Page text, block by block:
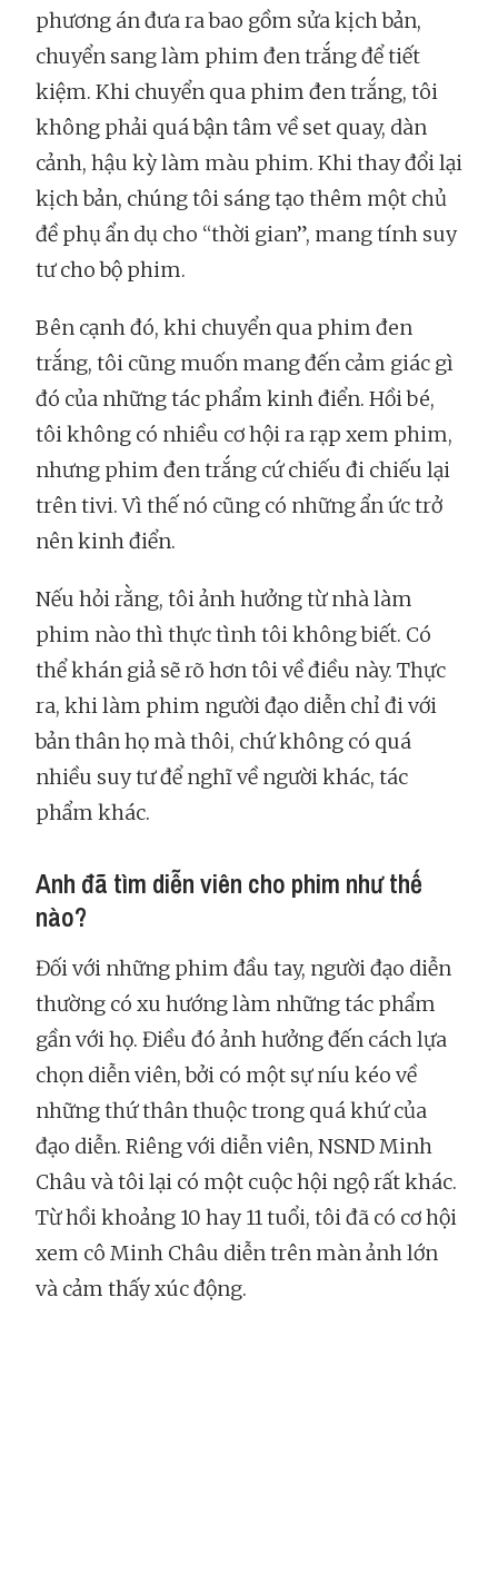
phương án đưa ra bao gồm sửa kịch bản,
chuyển sang làm phim đen trắng để tiết
kiệm. Khi chuyển qua phim đen trắng, tôi
không phải quá bận tâm về set quay, dàn
cảnh, hậu kỳ làm màu phim. Khi thay đổi lại
kịch bản, chúng tôi sáng tạo thêm một chủ
đề phụ ẩn dụ cho “thời gian”, mang tính suy
tư cho bộ phim.
Bên cạnh đó, khi chuyển qua phim đen
trắng, tôi cũng muốn mang đến cảm giác gì
đó của những tác phẩm kinh điển. Hồi bé,
tôi không có nhiều cơ hội ra rạp xem phim,
nhưng phim đen trắng cứ chiếu đi chiếu lại
trên tivi. Vì thế nó cũng có những ẩn ức trở
nên kinh điển.
Nếu hỏi rằng, tôi ảnh hưởng từ nhà làm
phim nào thì thực tình tôi không biết. Có
thể khán giả sẽ rõ hơn tôi về điều này. Thực
ra, khi làm phim người đạo diễn chỉ đi với
bản thân họ mà thôi, chứ không có quá
nhiều suy tư để nghĩ về người khác, tác
phẩm khác.
Anh đã tìm diễn viên cho phim như thế
nào?
Đối với những phim đầu tay, người đạo diễn
thường có xu hướng làm những tác phẩm
gần với họ. Điều đó ảnh hưởng đến cách lựa
chọn diễn viên, bởi có một sự níu kéo về
những thứ thân thuộc trong quá khứ của
đạo diễn. Riêng với diễn viên, NSND Minh
Châu và tôi lại có một cuộc hội ngộ rất khác.
Từ hồi khoảng 10 hay 11 tuổi, tôi đã có cơ hội
xem cô Minh Châu diễn trên màn ảnh lớn
và cảm thấy xúc động.